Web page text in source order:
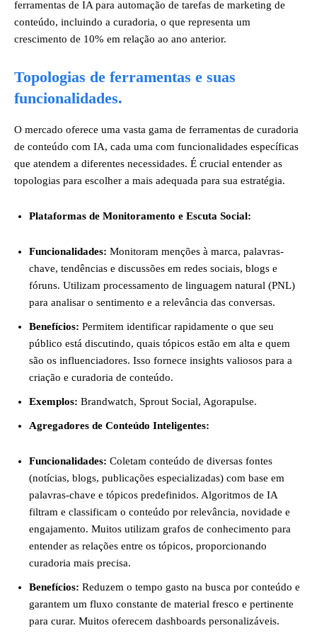
ferramentas de IA para automação de tarefas de marketing de
conteúdo, incluindo a curadoria, o que representa um
crescimento de 10% em relação ao ano anterior.
Topologias de ferramentas e suas
funcionalidades.
O mercado oferece uma vasta gama de ferramentas de curadoria
de conteúdo com IA, cada uma com funcionalidades específicas
que atendem a diferentes necessidades. É crucial entender as
topologias para escolher a mais adequada para sua estratégia.
Plataformas de Monitoramento e Escuta Social:
Funcionalidades: Monitoram menções à marca, palavras-
chave, tendências e discussões em redes sociais, blogs e
fóruns. Utilizam processamento de linguagem natural (PNL)
para analisar o sentimento e a relevância das conversas.
Benefícios: Permitem identificar rapidamente o que seu
público está discutindo, quais tópicos estão em alta e quem
são os influenciadores. Isso fornece insights valiosos para a
criação e curadoria de conteúdo.
Exemplos: Brandwatch, Sprout Social, Agorapulse.
Agregadores de Conteúdo Inteligentes:
Funcionalidades: Coletam conteúdo de diversas fontes
(notícias, blogs, publicações especializadas) com base em
palavras-chave e tópicos predefinidos. Algoritmos de IA
filtram e classificam o conteúdo por relevância, novidade e
engajamento. Muitos utilizam grafos de conhecimento para
entender as relações entre os tópicos, proporcionando
curadoria mais precisa.
Benefícios: Reduzem o tempo gasto na busca por conteúdo e
garantem um fluxo constante de material fresco e pertinente
para curar. Muitos oferecem dashboards personalizáveis.